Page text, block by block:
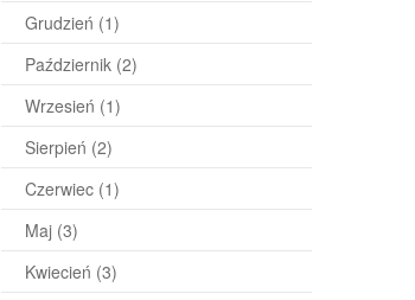
Grudzień (1)
Październik (2)
Wrzesień (1)
Sierpień (2)
Czerwiec (1)
Maj (3)
Kwiecień (3)